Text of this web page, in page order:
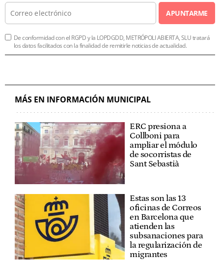
APUNTARME
De conformidad con el RGPD y la LOPDGDD, METRÓPOLI ABIERTA, SLU tratará
los datos facilitados con la finalidad de remitirle noticias de actualidad.
MÁS EN INFORMACIÓN MUNICIPAL
ERC presiona a
Collboni para
ampliar el módulo
de socorristas de
Sant Sebastià
Estas son las 13
oficinas de Correos
en Barcelona que
atienden las
subsanaciones para
la regularización de
migrantes